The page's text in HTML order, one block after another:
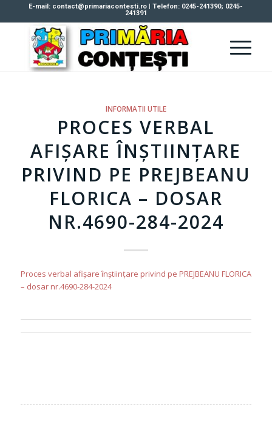
E-mail: contact@primariacontesti.ro | Telefon: 0245-241390; 0245-
241391
INFORMATII UTILE
PROCES VERBAL
AFIȘARE ÎNȘTIINȚARE
PRIVIND PE PREJBEANU
FLORICA – DOSAR
NR.4690-284-2024
Proces verbal afișare înștiințare privind pe PREJBEANU FLORICA
– dosar nr.4690-284-2024